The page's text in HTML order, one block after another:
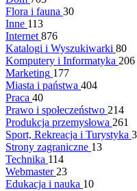
Flora i fauna 30
Inne 113
Internet 876
Katalogi i Wyszukiwarki 80
Komputery i Informatyka 206
Marketing 177
Miasta i państwa 404
Praca 40
Prawo i społeczeństwo 214
Produkcja przemysłowa 261
Sport, Rekreacja i Turystyka
Strony zagraniczne 13
Technika 114
Webmaster 23
Edukacja i nauka 10